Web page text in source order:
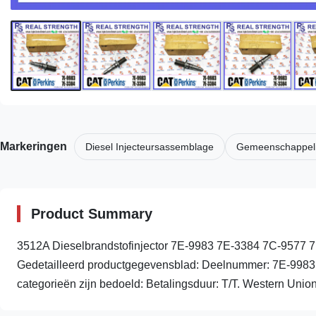
Markeringen Diesel Injecteursassemblage
Product Summary
3512A Dieselbrandstofinjector 7E-9983 7E-3384 7C-9577
Gedetailleerd productgegevensblad: Deelnummer: 7E-
categorieën zijn bedoeld: Betalingsduur: T/T. Western